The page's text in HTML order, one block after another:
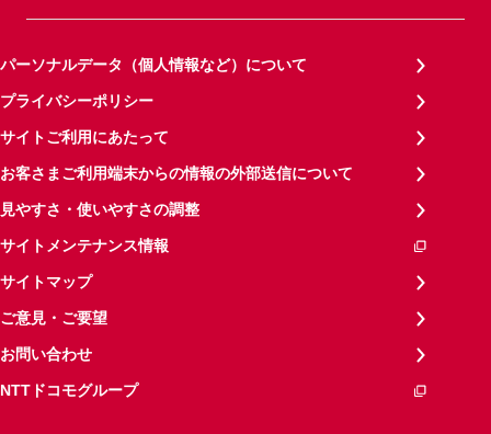
パーソナルデータ（個人情報など）について
プライバシーポリシー
サイトご利用にあたって
お客さまご利用端末からの情報の外部送信について
見やすさ・使いやすさの調整
サイトメンテナンス情報
サイトマップ
ご意見・ご要望
お問い合わせ
NTTドコモグループ